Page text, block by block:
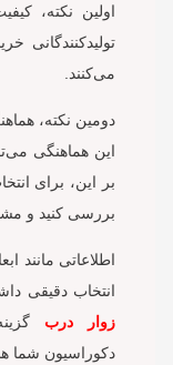
اولین نکته،
تولیدکنندگانی
می‌کنند.
دومین نکته،
این هماهنگی
بر این، برای
بررسی کنید و
اطلاعاتی مانند
انتخاب دقیقی
زوار درب
دکوراسیون شما